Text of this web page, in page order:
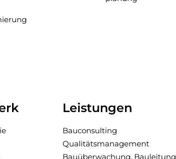
Leistungen
Bau­consulting
Qualitäts­manage­ment
Bau­über­wachung, Bau­leitung